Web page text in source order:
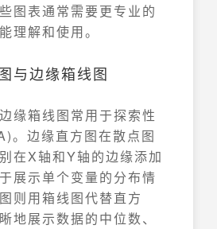
图表通常需要更专业的
理解和使用。
与边缘箱线图
缘箱线图常用于探索性
。边缘直方图在散点图
在X轴和Y轴的边缘添加
展示单个变量的分布情
则用箱线图代替直方
地展示数据的中位数、